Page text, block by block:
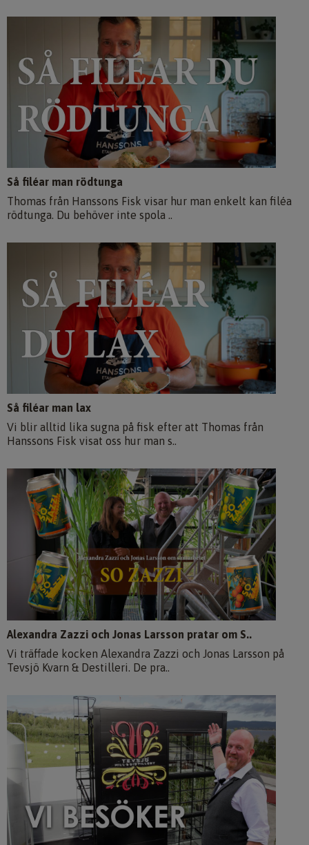
Så filéar man rödtunga
Thomas från Hanssons Fisk visar hur man enkelt kan filéa
rödtunga. Du behöver inte spola ..
Så filéar man lax
Vi blir alltid lika sugna på fisk efter att Thomas från
Hanssons Fisk visat oss hur man s..
Alexandra Zazzi och Jonas Larsson pratar om S..
Vi träffade kocken Alexandra Zazzi och Jonas Larsson på
Tevsjö Kvarn & Destilleri. De pra..